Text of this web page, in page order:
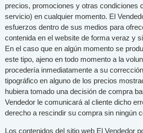
precios, promociones y otras condiciones
servicio) en cualquier momento. El
esfuerzos dentro de sus medios para
contenida en el website de forma veraz y
En el caso que en algún momento se
este tipo, ajeno en todo momento a la
procedería inmediatamente a su
tipográfico en alguno de los precios
hubiera tomado una decisión de compra
Vendedor le comunicará al cliente dicho
derecho a rescindir su compra sin ningún
Los contenidos del sitio web El Vendedor